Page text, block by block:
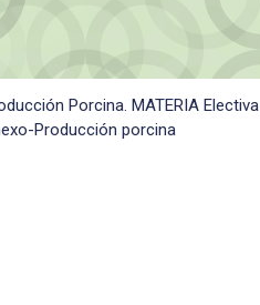
Porcina. MATERIA Electiva
Producción porcina